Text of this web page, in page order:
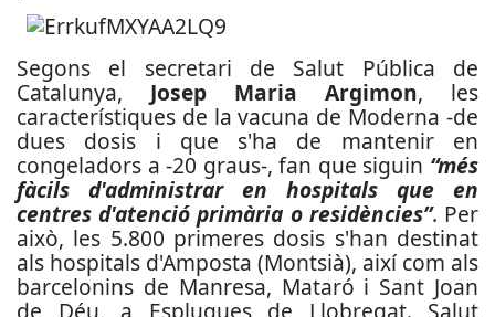
Segons el secretari de Salut Pública de
Catalunya, Josep Maria Argimon, les
característiques de la vacuna de Moderna -de
dues dosis i que s'ha de mantenir en
congeladors a -20 graus-, fan que siguin “més
fàcils d'administrar en hospitals que en
centres d'atenció primària o residències”. Per
això, les 5.800 primeres dosis s'han destinat
als hospitals d'Amposta (Montsià), així com als
barcelonins de Manresa, Mataró i Sant Joan
de Déu, a Esplugues de Llobregat. Salut